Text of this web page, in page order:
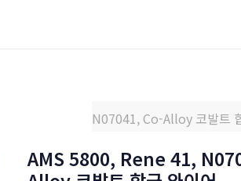
N07041, Co-Alloy 코발트
AMS 5800, Rene 41,